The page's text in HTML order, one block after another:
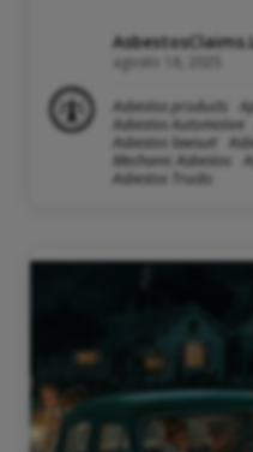
agosto 18, 2025
Asbestos products
Asbestos Automotive
Asbestos lawsuit
Mechanic Asbestos
Asbestos Trucks